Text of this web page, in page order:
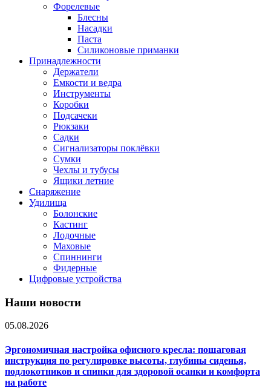
Форелевые
Блесны
Насадки
Паста
Силиконовые приманки
Принадлежности
Держатели
Емкости и ведра
Инструменты
Коробки
Подсачеки
Рюкзаки
Садки
Сигнализаторы поклёвки
Сумки
Чехлы и тубусы
Ящики летние
Снаряжение
Удилища
Болонские
Кастинг
Лодочные
Маховые
Спиннинги
Фидерные
Цифровые устройства
Наши новости
05.08.2026
Эргономичная настройка офисного кресла: пошаговая
инструкция по регулировке высоты, глубины сиденья,
подлокотников и спинки для здоровой осанки и комфорта
на работе